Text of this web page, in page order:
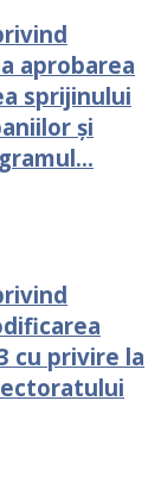
aprobarea
sprijinului
și
cu privire la